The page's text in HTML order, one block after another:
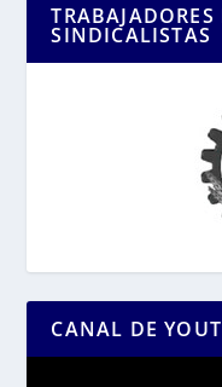
SINDICALISTAS
CANAL DE